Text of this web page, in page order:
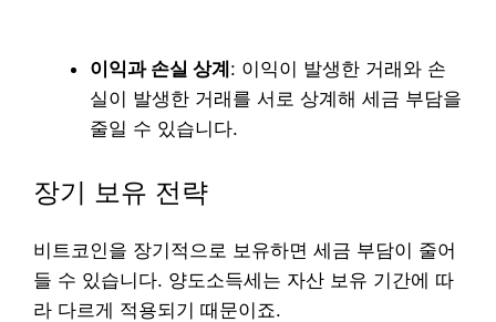
이익과 손실 상계: 이익이 발생한 거래와 손
실이 발생한 거래를 서로 상계해 세금 부담을
줄일 수 있습니다.
장기 보유 전략
비트코인을 장기적으로 보유하면 세금 부담이 줄어
들 수 있습니다. 양도소득세는 자산 보유 기간에 따
라 다르게 적용되기 때문이죠.